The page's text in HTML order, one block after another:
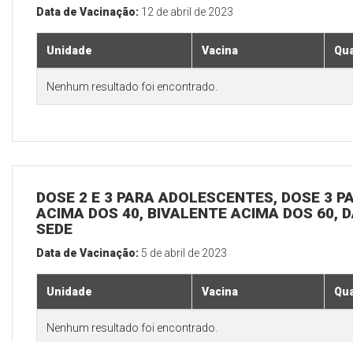
Data de Vacinação: 12 de abril de 2023
Unidade Vacina
Nenhum resultado foi encontrado.
DOSE 2 E 3 PARA ADOLESCENTES, DOSE 3
ACIMA DOS 40, BIVALENTE ACIMA DOS 60,
SEDE
Data de Vacinação: 5 de abril de 2023
Unidade Vacina
Nenhum resultado foi encontrado.